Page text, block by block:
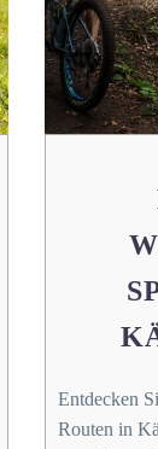
Entdecken
Routen in